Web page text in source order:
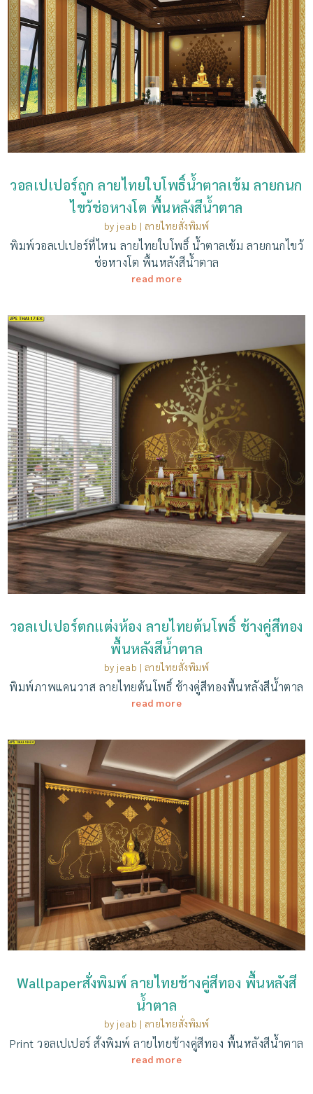
วอลเปเปอร์ถูก ลายไทยใบโพธิ์น้ำตาลเข้ม ลายกนก
ไขว้ช่อหางโต พื้นหลังสีน้ำตาล
by jeab | ลายไทยสั่งพิมพ์
พิมพ์วอลเปเปอร์ที่ไหน ลายไทยใบโพธิ์ น้ำตาลเข้ม ลายกนกไขว้
ช่อหางโต พื้นหลังสีน้ำตาล
read more
วอลเปเปอร์ตกแต่งห้อง ลายไทยต้นโพธิ์ ช้างคู่สีทอง
พื้นหลังสีน้ำตาล
by jeab | ลายไทยสั่งพิมพ์
พิมพ์ภาพแคนวาส ลายไทยต้นโพธิ์ ช้างคู่สีทองพื้นหลังสีน้ำตาล
read more
Wallpaperสั่งพิมพ์ ลายไทยช้างคู่สีทอง พื้นหลังสี
น้ำตาล
by jeab | ลายไทยสั่งพิมพ์
Print วอลเปเปอร์ สั่งพิมพ์ ลายไทยช้างคู่สีทอง พื้นหลังสีน้ำตาล
read more